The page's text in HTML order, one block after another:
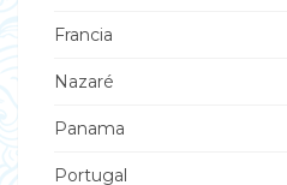
Francia
Nazaré
Panama
Portugal